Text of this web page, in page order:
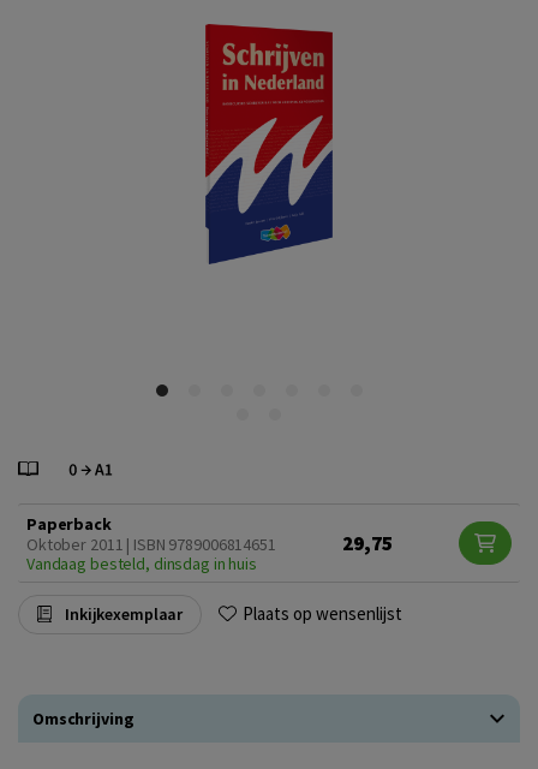
Paperback
Oktober 2011 | ISBN 9789006814651
Vandaag besteld, dinsdag in huis
29,75
Inkijkexemplaar Plaats op wensenlijst
Omschrijving